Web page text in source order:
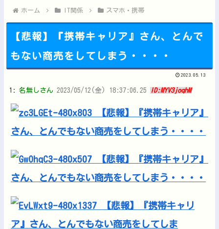
Powered by livedoor 相互RSS
ホーム IT関係 スマホ・携帯
【悲報】『携帯キャリア』さん、とんで
もない商売をしてしまう・・・・
2023.05.13
1: 名無しさん 2023/05/12(金) 18:37:06.25 ID:MYV3joqhM